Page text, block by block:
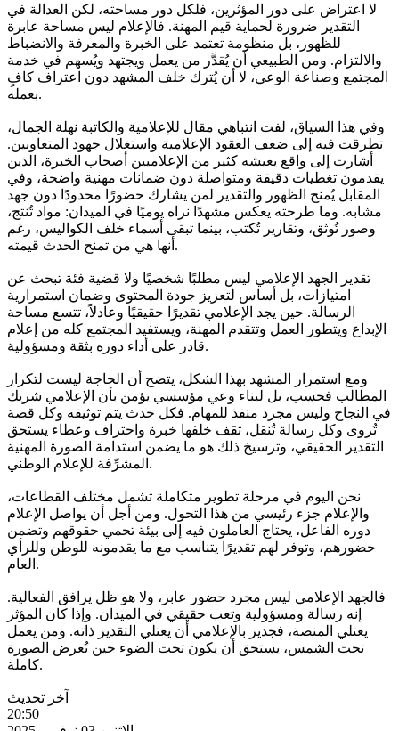
لا اعتراض على دور المؤثرين، فلكل دور مساحته، لكن العدالة في
التقدير ضرورة لحماية قيم المهنة. فالإعلام ليس مساحة عابرة
للظهور، بل منظومة تعتمد على الخبرة والمعرفة والانضباط
والالتزام. ومن الطبيعي أن يُقدَّر من يعمل ويجتهد ويُسهم في خدمة
المجتمع وصناعة الوعي، لا أن يُترك خلف المشهد دون اعتراف كافٍ
بعمله.
وفي هذا السياق، لفت انتباهي مقال للإعلامية والكاتبة نهلة الجمال،
تطرقت فيه إلى ضعف العقود الإعلامية واستغلال جهود المتعاونين.
أشارت إلى واقع يعيشه كثير من الإعلاميين أصحاب الخبرة، الذين
يقدمون تغطيات دقيقة ومتواصلة دون ضمانات مهنية واضحة، وفي
المقابل يُمنح الظهور والتقدير لمن يشارك حضورًا محدودًا دون جهد
مشابه. وما طرحته يعكس مشهدًا نراه يوميًا في الميدان: مواد تُنتج،
وصور تُوثق، وتقارير تُكتب، بينما تبقى أسماء خلف الكواليس، رغم
أنها هي من تمنح الحدث قيمته.
تقدير الجهد الإعلامي ليس مطلبًا شخصيًا ولا قضية فئة تبحث عن
امتيازات، بل أساس لتعزيز جودة المحتوى وضمان استمرارية
الرسالة. حين يجد الإعلامي تقديرًا حقيقيًا وعادلاً، تتسع مساحة
الإبداع ويتطور العمل وتتقدم المهنة، ويستفيد المجتمع كله من إعلام
قادر على أداء دوره بثقة ومسؤولية.
ومع استمرار المشهد بهذا الشكل، يتضح أن الحاجة ليست لتكرار
المطالب فحسب، بل لبناء وعي مؤسسي يؤمن بأن الإعلامي شريك
في النجاح وليس مجرد منفذ للمهام. فكل حدث يتم توثيقه وكل قصة
تُروى وكل رسالة تُنقل، تقف خلفها خبرة واحتراف وعطاء يستحق
التقدير الحقيقي، وترسيخ ذلك هو ما يضمن استدامة الصورة المهنية
المشرِّفة للإعلام الوطني.
نحن اليوم في مرحلة تطوير متكاملة تشمل مختلف القطاعات،
والإعلام جزء رئيسي من هذا التحول. ومن أجل أن يواصل الإعلام
دوره الفاعل، يحتاج العاملون فيه إلى بيئة تحمي حقوقهم وتضمن
حضورهم، وتوفر لهم تقديرًا يتناسب مع ما يقدمونه للوطن وللرأي
العام.
فالجهد الإعلامي ليس مجرد حضور عابر، ولا هو ظل يرافق الفعالية.
إنه رسالة ومسؤولية وتعب حقيقي في الميدان. وإذا كان المؤثر
يعتلي المنصة، فجدير بالإعلامي أن يعتلي التقدير ذاته. ومن يعمل
تحت الشمس، يستحق أن يكون تحت الضوء حين تُعرض الصورة
كاملة.
آخر تحديث
20:50